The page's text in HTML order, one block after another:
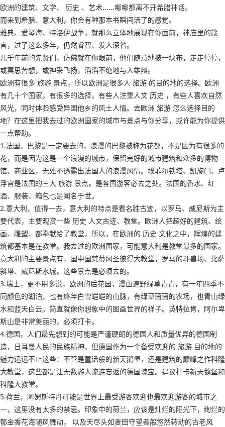
欧洲的建筑、文学、 历史 、艺术......哪哪都离不开希腊神话。
而来到希腊、意大利，你会有种那本书瞬间活了的感觉。
雅典、爱琴海、特洛伊战争，就那么立体地展现在你面前，神庙里的箴
言，过了这么多年，仍然睿智、发人深省。
几千年前的先贤们，仿佛就在你眼前，他们随意地披一块布，走走停停，
或冥思苦想，或神采飞扬，滔滔不绝地与人雄辩。
欧洲有很多 旅游 景点，所以欧洲是很多人 旅游 的目的地的选择。欧洲
有几十个国家，有很多的选择，有些人注重人文 历史 ，有些人喜欢自然
风光，同时体验感受异国他乡的风土人情。去欧洲 旅游 怎么选择目的
地？在这里把我去过的欧洲国家的城市与景点与你分享，或许能为你提供
一点帮助。
1.法国，巴黎是一定要去的，浪漫的巴黎被称为花都，不是因为有很多的
花，而是因为这是一个浪漫的城市，保留完好的城市建筑和众多的博物
馆、商业区，无处不透露出法国人的浪漫风情。埃菲尔铁塔、凯旋门、卢
浮宫是法国的三大 旅游 景点。是各国游客必去之处。法国的香水、红
酒、服装、箱包也是闻名于世。
2.意大利，值得一去，意大利的特点是看名胜古迹，以罗马、威尼斯为主
要代表，主要观赏一些 历史 人文古迹、教堂。欧洲人把超好的建筑、绘
画、雕塑、都奉献给了教堂，所以，在欧洲的 历史 文化之中，辉煌的建
筑都基本是在教堂。我去过的欧洲国家，可能意大利是教堂最多的国家。
意大利的主要景点有，国中国梵蒂冈圣彼得大教堂，罗马的斗兽场、比萨
斜塔、威尼斯水城。这些景点是必须去的。
3.瑞士，更不用多说，欧洲的后花园，漫山遍野绿草青青，有一年四季不
同颜色的湖泊，也有终年白雪皑皑的山脉，有绿草茵茵的农场，也青山绿
水和蓝天白云。简直就像你想象中的图画世界的样子。英特拉肯，阿尔卑
斯山是非常美丽的，必须打卡。
4.德国，人们最先想到的可能是严谨硬朗的德国人和质量优异的德国制
造，日耳曼人民的民族精神。但德国作为一个备受欢迎的 旅游 目的地的
魅力远远不止这些：不管是童话般的新天鹅堡，还是建筑的巅峰之作科隆
大教堂，这些都是让无数游人流连忘返的德国瑰宝。建议打卡新天鹅堡和
科隆大教堂。
5.荷兰，阿姆斯特丹可能是世界上最受游客欢迎也最欢迎游客的城市之
一，这里没有太多的禁忌。印象中的荷兰，应该是灿烂的阳光下，绚烂的
郁金香花海随风舞动， 以及天尽头如麦田守望者般悠然转动的古老风